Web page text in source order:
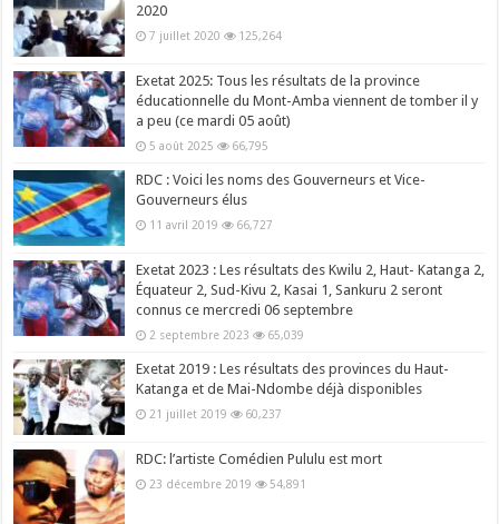
2020
7 juillet 2020 125,264
Exetat 2025: Tous les résultats de la province
éducationnelle du Mont-Amba viennent de tomber il y
a peu (ce mardi 05 août)
5 août 2025 66,795
RDC : Voici les noms des Gouverneurs et Vice-
Gouverneurs élus
11 avril 2019 66,727
Exetat 2023 : Les résultats des Kwilu 2, Haut- Katanga 2,
Équateur 2, Sud-Kivu 2, Kasai 1, Sankuru 2 seront
connus ce mercredi 06 septembre
2 septembre 2023 65,039
Exetat 2019 : Les résultats des provinces du Haut-
Katanga et de Mai-Ndombe déjà disponibles
21 juillet 2019 60,237
RDC: l’artiste Comédien Pululu est mort
23 décembre 2019 54,891